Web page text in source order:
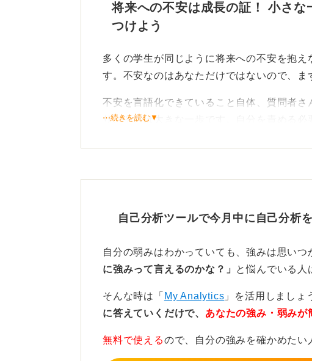
将来への不安は成長の証！ 小さな
つけよう
多くの学生が同じように将来への不安を抱え
す。不安なのはあなただけではないので、ま
不安を言語化できていること自体、質問者
り、それは大きな一歩です。自分を責める必
わからないという状態から、「これは違う
に話を聞いてみる、といった小さな行動を積
そうした経験のなかから、面白いと感じるこ
少しずつ広がっていくはずです。どうして
はありません。
一度立ち止まって誰かに相談したり、ゆっく
⋯続きを読む▼
自己分析ツールで今月中に自己分析
自分の弱みはわかっていても、強みは思いつ
に強みって言えるのかな？」 と悩んでいる人
そんな時は「 My Analytics 」を活用しましょ
に答えていくだけで、 あなたの強み・弱みが
無料で使えるので、自分の強みを確かめたい